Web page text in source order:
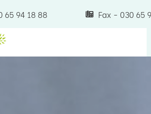
65 94 18 88 Fax - 030 65